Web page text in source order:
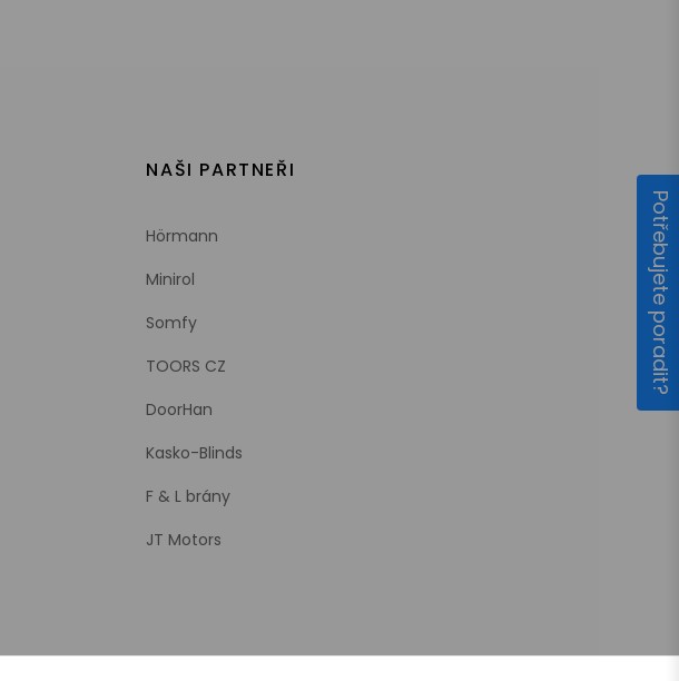
Potřebujete poradit?
NAŠI PARTNEŘI
Hörmann
Minirol
Somfy
TOORS CZ
DoorHan
Kasko-Blinds
F & L brány
JT Motors